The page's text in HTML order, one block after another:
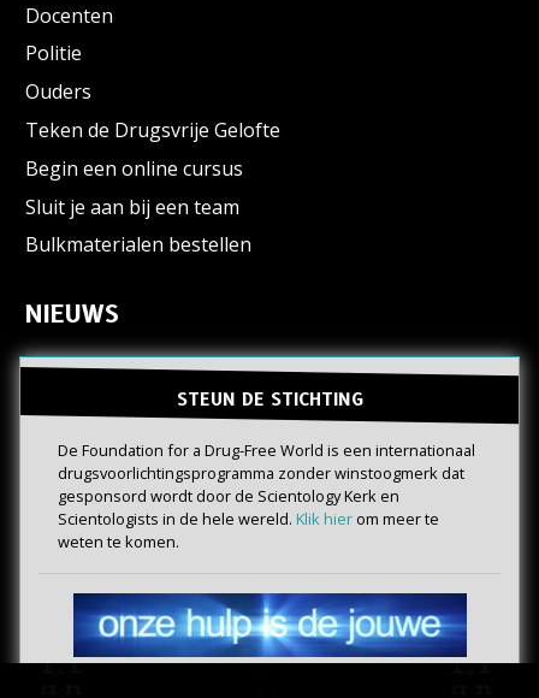
Docenten
Politie
Ouders
Teken de Drugsvrije Gelofte
Begin een online cursus
Sluit je aan bij een team
Bulkmaterialen bestellen
NIEUWS
STEUN DE STICHTING
De Foundation for a Drug-Free World is een internationaal
drugs­voorlichtings­programma zonder winstoogmerk dat
gesponsord wordt door de Scientology Kerk en
Scientologists in de hele wereld. Klik hier om meer te
weten te komen.